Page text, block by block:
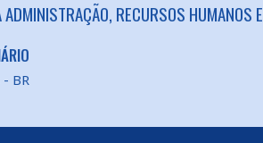
RECURSOS HUMANOS
BR